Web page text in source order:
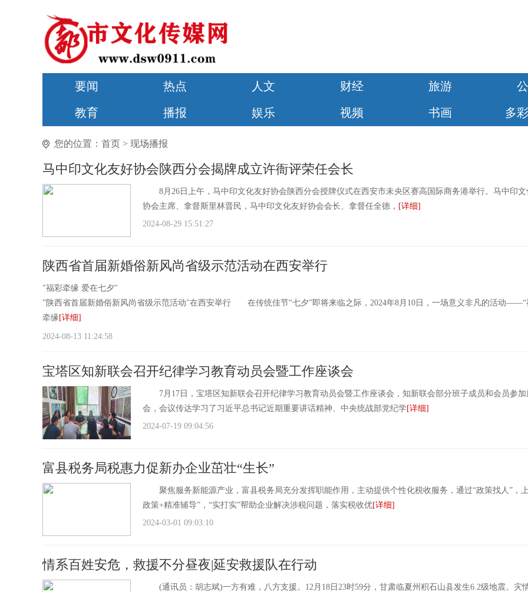
要闻 热点 人文 财经 旅游
教育 播报 娱乐 视频 书画 多
您的位置： 首页 > 现场播报
马中印文化友好协会陕西分会揭牌成立许衙评荣任会长
8月26日上午，马中印文化友好协会陕西分会授牌仪式在西安市未央区赛高国际商务港举行。马中印文
协会主席、拿督斯里林晋民，马中印文化友好协会会长、拿督任全德， [详细]
2024-08-29 15:51:27
陕西省首届新婚俗新风尚省级示范活动在西安举行
"福彩牵缘 爱在七夕"
”陕西省首届新婚俗新风尚省级示范活动"在西安举行 在传统佳节“七夕”即将来临之际，2024年8月10日，一场意义非凡的活动——“
牵缘[详细]
2024-08-13 11:24:58
宝塔区知新联会召开纪律学习教育动员会暨工作座谈会
7月17日，宝塔区知新联会召开纪律学习教育动员会暨工作座谈会，知新联会部分班子成员和会员参加
会，会议传达学习了习近平总书记近期重要讲话精神、中央统战部党纪学[详细]
2024-07-19 09:04:56
富县税务局税惠力促新办企业茁壮“生长”
聚焦服务新能源产业，富县税务局充分发挥职能作用，主动提供个性化税收服务，通过“政策找人”，
政策+精准辅导”，“实打实”帮助企业解决涉税问题，落实税收优[详细]
2024-03-01 09:03:10
情系百姓安危，救援不分昼夜|延安救援队在行动
(通讯员：胡志斌)一方有难，八方支援。12月18日23时59分，甘肃临夏州积石山县发生6.2级地震。灾